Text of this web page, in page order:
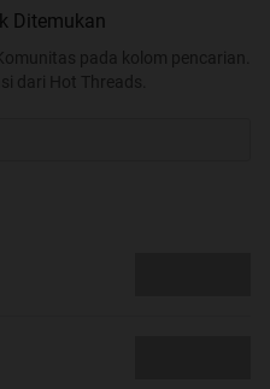
Ditemukan
pada kolom pencarian.
dari Hot Threads.